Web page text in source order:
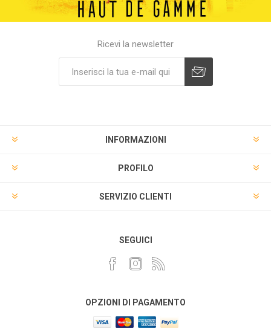
Ricevi la newsletter
INFORMAZIONI
PROFILO
SERVIZIO CLIENTI
SEGUICI
OPZIONI DI PAGAMENTO